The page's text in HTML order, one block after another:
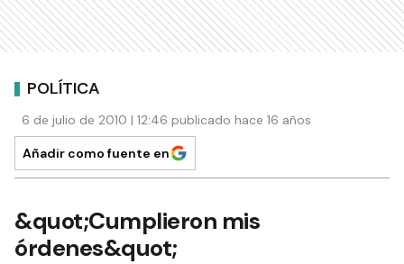
POLÍTICA
6 de julio de 2010 | 12:46 publicado hace 16 años
Añadir como fuente en
&quot;Cumplieron mis
órdenes&quot;